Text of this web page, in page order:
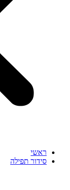
ראשי
סידור תפילה